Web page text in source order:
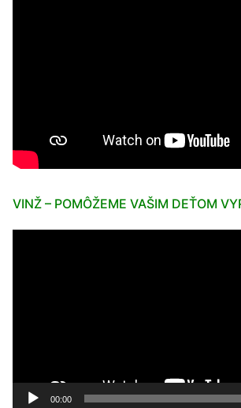
VINŽ – POMÔŽEME VAŠIM DEŤOM
00:00